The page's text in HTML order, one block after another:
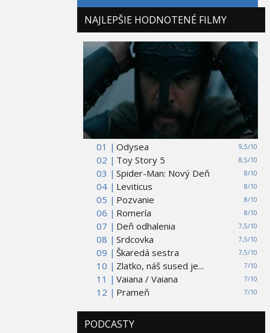
NAJLEPŠIE HODNOTENÉ FILMY
01 | 9,5/10
Odysea
02 |
8,5/10
Toy Story 5
03 |
8/10
Spider-Man: Nový Deň
04 |
8/10
Leviticus
05 |
8/10
Pozvanie
06 |
8/10
Romería
07 |
7,5/10
Deň odhalenia
08 |
7,5/10
Srdcovka
09 |
7,5/10
Škaredá sestra
10 |
7/10
Zlatko, náš sused je...
11 |
7/10
Vaiana / Vaiana
12 |
7/10
Prameň
PODCASTY